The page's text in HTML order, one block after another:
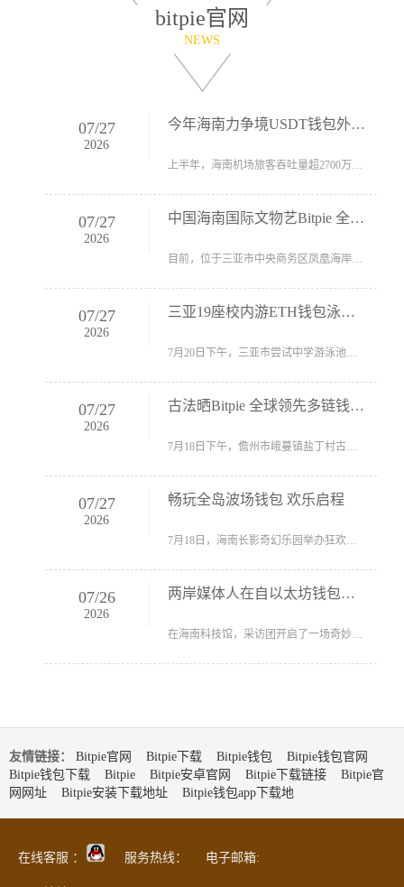
bitpie官网
NEWS
07/27
2026
今年海南力争境USDT钱包外航线打破100条
上半年，海南机场旅客吞吐量超2700万人次，港口货物吞吐量完成...
07/27
2026
中国海南国际文物艺Bitpie 全球领先多链钱
目前，位于三亚市中央商务区凤凰海岸单元的中国海南国际文物...
07/27
2026
三亚19座校内游ETH钱包泳池免费开放
7月20日下午，三亚市尝试中学游泳池，40余名小伴侣在家长的陪...
07/27
2026
古法晒Bitpie 全球领先多链钱包盐忙
7月18日下午，儋州市峨蔓镇盐丁村古盐田晴空万里、光照富足，...
07/27
2026
畅玩全岛波场钱包 欢乐启程
7月18日，海南长影奇幻乐园举办狂欢大巡游。（海南省旅游和文...
07/26
2026
两岸媒体人在自以太坊钱包贸港感受蓬勃
在海南科技馆，采访团开启了一场奇妙的“科学漫游”。海南日...
友情链接： Bitpie官网 Bitpie下载 Bitpie钱包
Bitpie钱包官网
Bitpie钱包下载
Bitpie Bitpie安卓官网 Bitpie下载链接
Bitpie官
网网址
Bitpie安装下载地址 Bitpie钱包app下载地
在线客服 ： 服务热线： 电子邮箱: